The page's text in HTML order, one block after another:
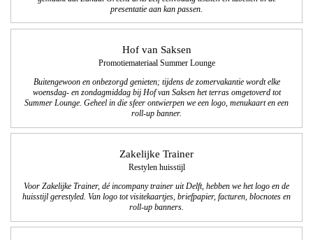
presentatie aan kan passen.
Hof van Saksen
Promotiemateriaal Summer Lounge
Buitengewoon en onbezorgd genieten; tijdens de zomervakantie wordt elke
woensdag- en zondagmiddag bij Hof van Saksen het terras omgetoverd tot
Summer Lounge. Geheel in die sfeer ontwierpen we een logo, menukaart en een
roll-up banner.
Zakelijke Trainer
Restylen huisstijl
Voor Zakelijke Trainer, dé incompany trainer uit Delft, hebben we het logo en de
huisstijl gerestyled. Van logo tot visitekaartjes, briefpapier, facturen, blocnotes en
roll-up banners.